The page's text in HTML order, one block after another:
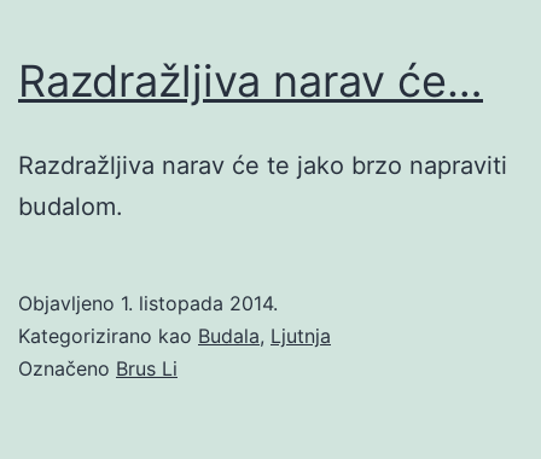
Razdražljiva narav će…
Razdražljiva narav će te jako brzo napraviti
budalom.
Objavljeno 1. listopada 2014.
Kategorizirano kao Budala, Ljutnja
Označeno Brus Li